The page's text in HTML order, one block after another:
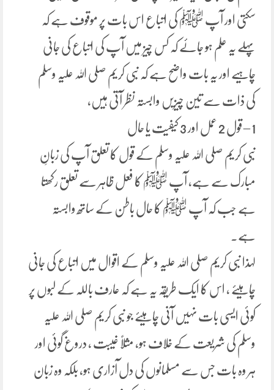
سکتی اور آپ ﷺ کی اتباع اس بات پر موقوف ہے کہ
پہلے یہ علم ہو جائے کہ کس چیز میں آپ کی اتباع کی جانی
چاہیے اور یہ بات واضح ہے کہ نبی کریم صلی اللہ علیہ وسلم
کی ذات سے تین چیزیں وابستہ نظر آتی ہیں،
1 – قول 2 عمل اور 3 کیفیت یا حال
نبی کریم صلی اللہ علیہ وسلم کے قول کا تعلق آپ کی زبانِ
مبارک سے ہے، آپ ﷺ کا فعل ظاہر سے تعلق رکھتا
ہے جب کہ آپ ﷺ کا حال باطن کے ساتھ وابستہ
ہے۔
لہذا نبی کریم صلی اللہ علیہ وسلم کے اقوال میں اتباع کی جانی
چاہیئے ، اس کا ایک طریقہ یہ ہے کہ عارف باللہ کے لبوں پر
کوئی ایسی بات نہیں آنی چاہیئے جو نبی کریم صلی اللہ علیہ
وسلم کی شریعت کے خلاف ہو، مثلاً غیبت ، دروغ گوئی اور
ہر وہ بات جس سے مسلمانوں کی دل آزاری ہو، بلکہ وہ زبان